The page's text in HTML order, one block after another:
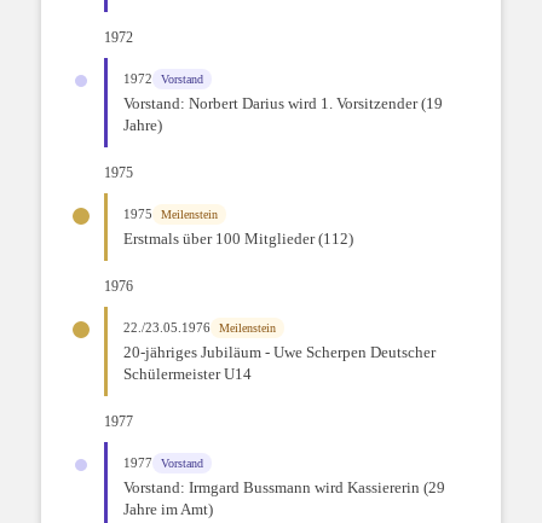
1972
1972 Vorstand
Vorstand: Norbert Darius wird 1. Vorsitzender (19
Jahre)
1975
1975 Meilenstein
Erstmals über 100 Mitglieder (112)
1976
22./23.05.1976 Meilenstein
20-jähriges Jubiläum - Uwe Scherpen Deutscher
Schülermeister U14
1977
1977 Vorstand
Vorstand: Irmgard Bussmann wird Kassiererin (29
Jahre im Amt)